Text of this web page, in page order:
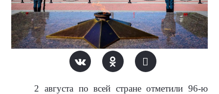
2 августа по всей стране отметили 96-ю